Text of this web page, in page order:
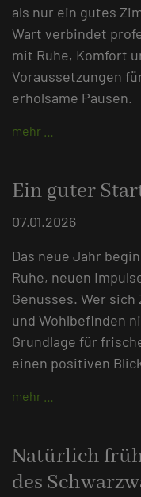
als nur ein gutes
Wart verbindet
mit Ruhe, Komfort
Voraussetzungen
erholsame Pausen.
mehr …
Ein guter
07.01.2026
Das neue Jahr
Ruhe, neuen
Genusses. Wer
und Wohlbefinden
Grundlage für
einen positiven
mehr …
Natürlich
des